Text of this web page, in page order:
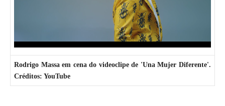
Rodrigo Massa em cena do videoclipe de 'Una Mujer Diferente'.
Créditos: YouTube